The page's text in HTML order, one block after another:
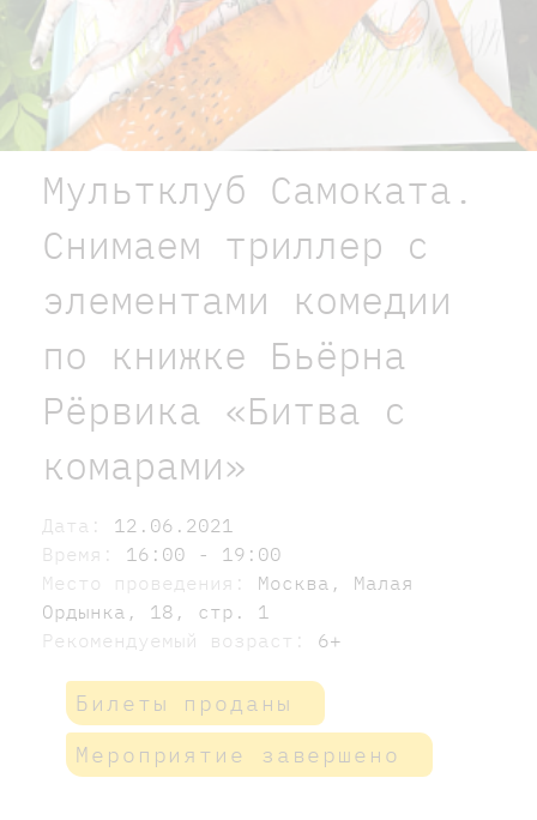
Мультклуб Самоката.
Снимаем триллер с
элементами комедии
по книжке Бьёрна
Рёрвика «Битва с
комарами»
Дата: 12.06.2021
Время: 16:00 - 19:00
Место проведения: Москва, Малая
Ордынка, 18, стр. 1
Рекомендуемый возраст: 6+
Билеты проданы
Мероприятие завершено